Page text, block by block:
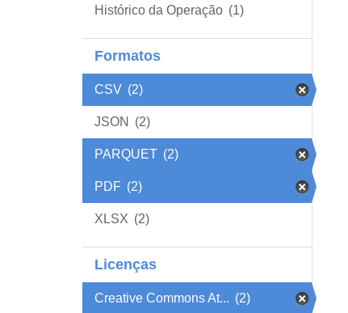
Histórico da Operação (1)
Formatos
CSV (2)
JSON (2)
PARQUET (2)
PDF (2)
XLSX (2)
Licenças
Creative Commons At... (2)